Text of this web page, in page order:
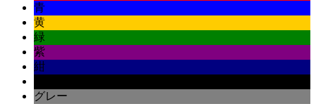
青
黄
緑
紫
紺
グレー